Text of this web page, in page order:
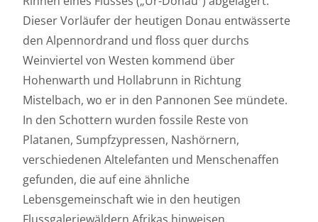
Dieser Vorläufer der heutigen Donau entwässerte
den Alpennordrand und floss quer durchs
Weinviertel von Westen kommend über
Hohenwarth und Hollabrunn in Richtung
Mistelbach, wo er in den Pannonen See mündete.
In den Schottern wurden fossile Reste von
Platanen, Sumpfzypressen, Nashörnern,
verschiedenen Altelefanten und Menschenaffen
gefunden, die auf eine ähnliche
Lebensgemeinschaft wie in den heutigen